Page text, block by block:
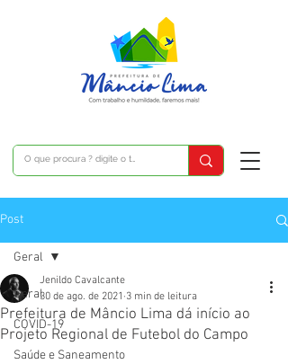
Post
Geral
COVID-19
Saúde e Saneamento
Geral
Prefeitura de Mâncio Lima dá início ao
Projeto Regional de Futebol do Campo
Jenildo Cavalcante
30 de ago. de 2021 3 min de leitura